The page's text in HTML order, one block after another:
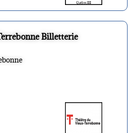
Billetterie